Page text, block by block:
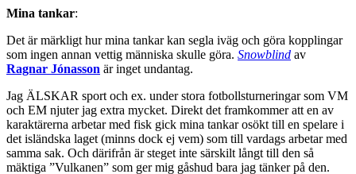
Mina tankar:
Det är märkligt hur mina tankar kan segla iväg och göra kopplingar
som ingen annan vettig människa skulle göra. Snowblind av
Ragnar Jónasson är inget undantag.
Jag ÄLSKAR sport och ex. under stora fotbollsturneringar som VM
och EM njuter jag extra mycket. Direkt det framkommer att en av
karaktärerna arbetar med fisk gick mina tankar osökt till en spelare i
det isländska laget (minns dock ej vem) som till vardags arbetar med
samma sak. Och därifrån är steget inte särskilt långt till den så
mäktiga ”Vulkanen” som ger mig gåshud bara jag tänker på den.